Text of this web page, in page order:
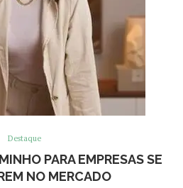
Destaque
PARA EMPRESAS SE
NO MERCADO